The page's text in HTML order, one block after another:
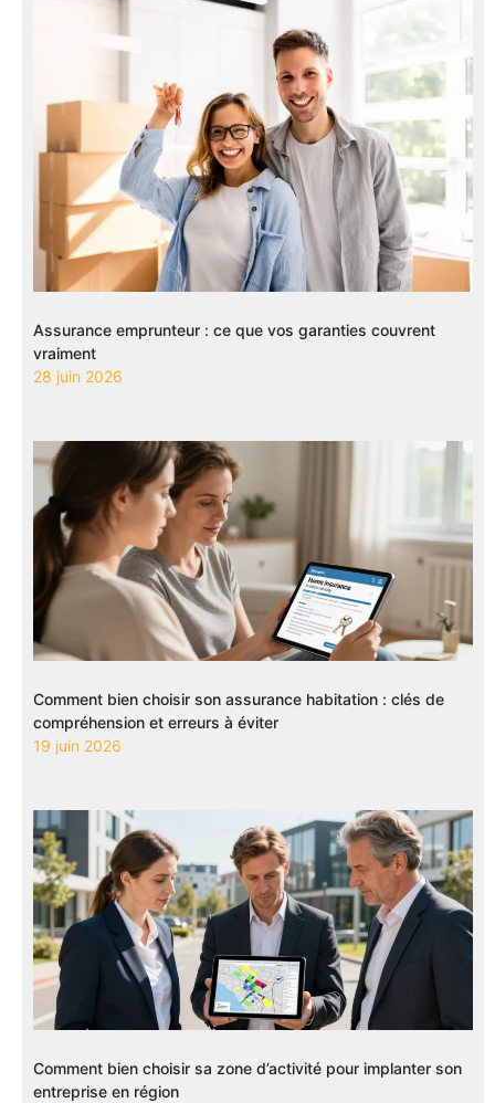
Assurance emprunteur : ce que vos garanties couvrent
vraiment
28 juin 2026
Comment bien choisir son assurance habitation : clés de
compréhension et erreurs à éviter
19 juin 2026
Comment bien choisir sa zone d’activité pour implanter son
entreprise en région